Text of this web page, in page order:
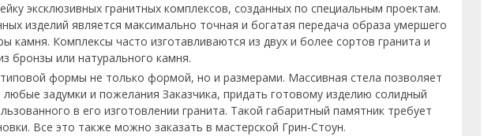
эксклюзивных гранитных комплексов, созданных по специальным проектам.
изделий является максимально точная и богатая передача образа умершего
камня. Комплексы часто изготавливаются из двух и более сортов гранита и
бронзы или натурального камня.
формы не только формой, но и размерами. Массивная стела позволяет
любые задумки и пожелания Заказчика, придать готовому изделию солидный
в его изготовлении гранита. Такой габаритный памятник требует
Все это также можно заказать в мастерской Грин-Стоун.